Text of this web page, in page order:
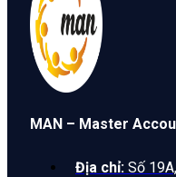
MAN – Master
Địa chỉ: Số